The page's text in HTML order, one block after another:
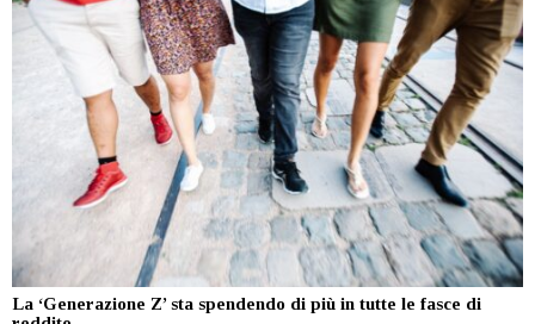
La ‘Generazione Z’ sta spendendo di più in tutte le fasce di